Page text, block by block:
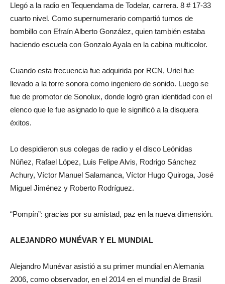
Llegó a la radio en Tequendama de Todelar, carrera. 8 # 17-33
cuarto nivel. Como supernumerario compartió turnos de
bombillo con Efraín Alberto González, quien también estaba
haciendo escuela con Gonzalo Ayala en la cabina multicolor.
Cuando esta frecuencia fue adquirida por RCN, Uriel fue
llevado a la torre sonora como ingeniero de sonido. Luego se
fue de promotor de Sonolux, donde logró gran identidad con el
elenco que le fue asignado lo que le significó a la disquera
éxitos.
Lo despidieron sus colegas de radio y el disco Leónidas
Núñez, Rafael López, Luis Felipe Alvis, Rodrigo Sánchez
Achury, Víctor Manuel Salamanca, Víctor Hugo Quiroga, José
Miguel Jiménez y Roberto Rodríguez.
“Pompín”: gracias por su amistad, paz en la nueva dimensión.
ALEJANDRO MUNÉVAR Y EL MUNDIAL
Alejandro Munévar asistió a su primer mundial en Alemania
2006, como observador, en el 2014 en el mundial de Brasil